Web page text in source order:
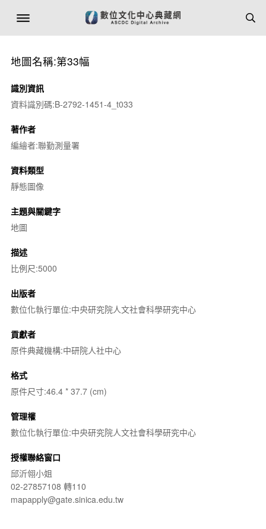
地圖名稱:第33幅
識別資訊
資料識別碼:B-2792-1451-4_t033
著作者
編繪者:聯勤測量署
資料類型
靜態圖像
主題與關鍵字
地圖
描述
比例尺:5000
出版者
數位化執行單位:中央研究院人文社會科學研究中心
貢獻者
原件典藏機構:中研院人社中心
格式
原件尺寸:46.4 * 37.7 (cm)
管理權
數位化執行單位:中央研究院人文社會科學研究中心
授權聯絡窗口
邱沂翎小姐
02-27857108 轉110
mapapply@gate.sinica.edu.tw